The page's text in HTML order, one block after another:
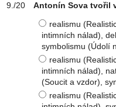
Antonín Sova tvořil
realismu
intimních nálad),
symbolismu (Údolí
realismu
intimních nálad),
(Soucit a vzdor),
realismu